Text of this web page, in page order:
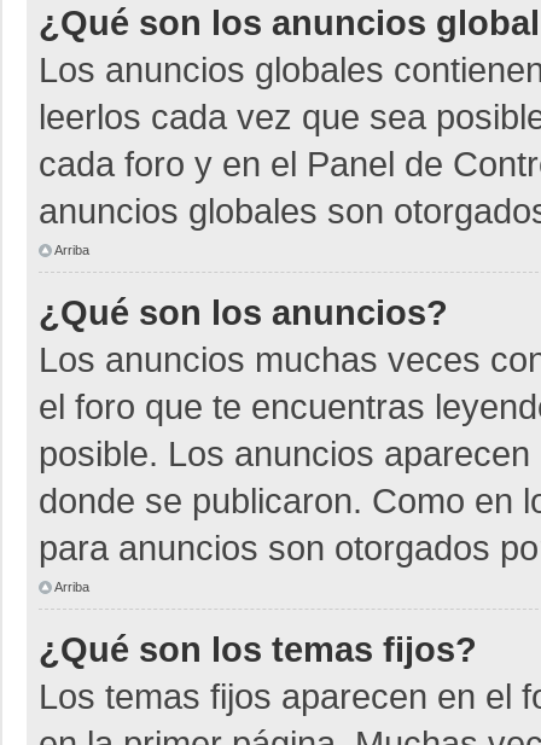
¿Qué son los anuncios
Los anuncios globales
leerlos cada vez que sea
cada foro y en el Panel de
anuncios globales son
Arriba
¿Qué son los anuncios?
Los anuncios muchas veces
el foro que te encuentras
posible. Los anuncios
donde se publicaron. Como en
para anuncios son otorgados
Arriba
¿Qué son los temas fijos?
Los temas fijos aparecen en el